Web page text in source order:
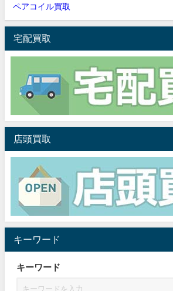
ペアコイル買取
宅配買取
店頭買取
キーワード
キーワード